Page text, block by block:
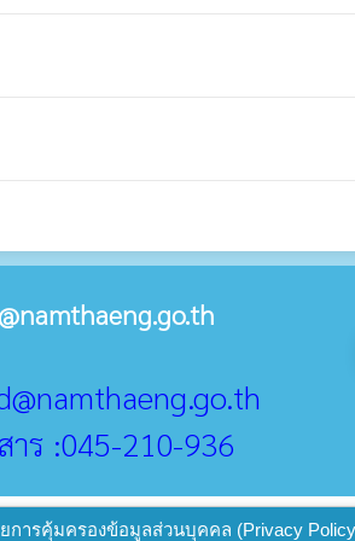
ารคุ้มครองข้อมูลส่วนบุคคล (Privacy
ร :045-210-936
นโยบายการคุ้มครองข้อมูลส่วนบุคคล update :